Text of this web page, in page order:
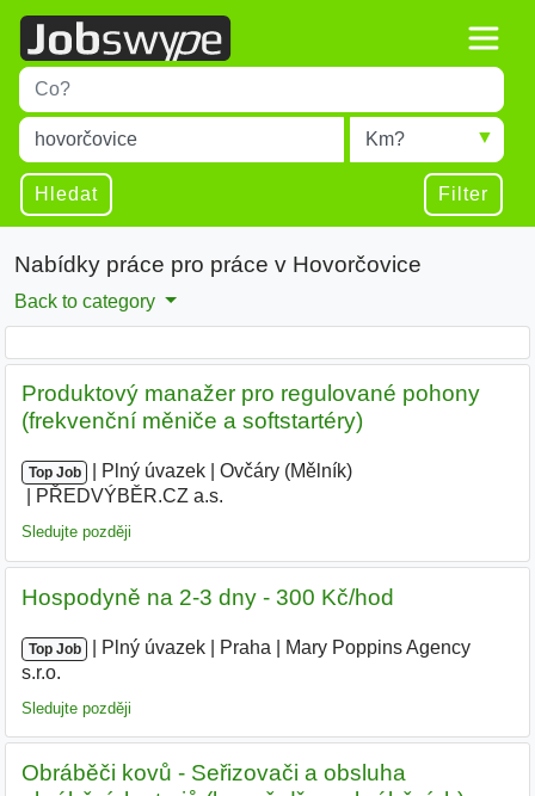
Title
Type 1 or more characters for results.
Místo
Type 1 or more characters for results.
Radius
Hledat Filter
Nabídky práce pro práce v Hovorčovice
Back to category
Produktový manažer pro regulované pohony
(frekvenční měniče a softstartéry)
Top Job Plný úvazek Ovčáry (Mělník)
PŘEDVÝBĚR.CZ a.s.
Sledujte později
Hospodyně na 2-3 dny - 300 Kč/hod
Top Job Plný úvazek Praha
Mary Poppins Agency
s.r.o.
Sledujte později
Obráběči kovů - Seřizovači a obsluha